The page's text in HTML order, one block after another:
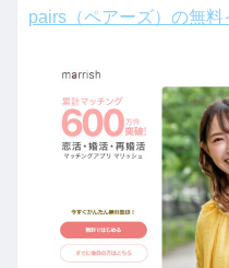
pairs（ペアーズ）の無料